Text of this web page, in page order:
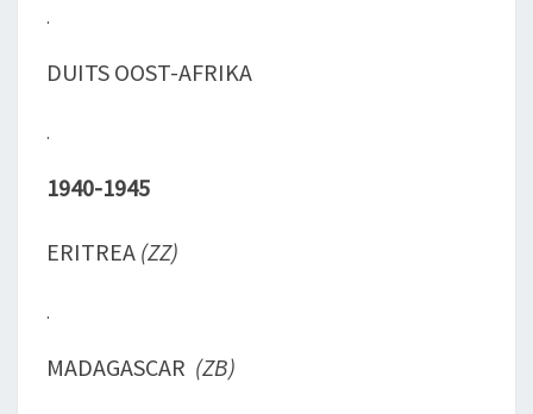
.
DUITS OOST-AFRIKA
.
1940-1945
ERITREA (ZZ)
.
MADAGASCAR (ZB)